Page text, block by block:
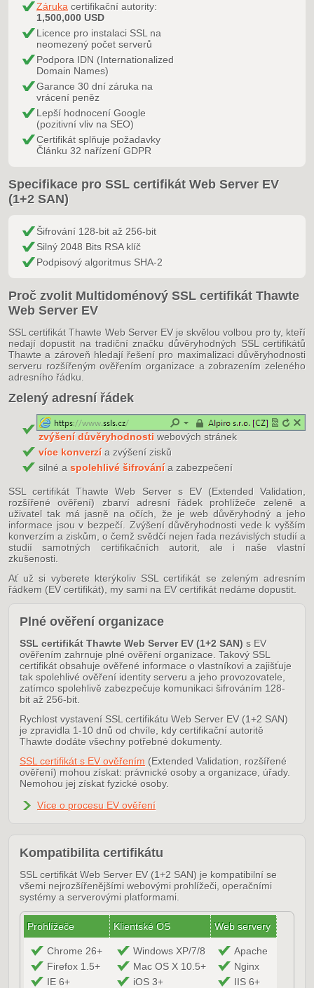
Záruka certifikační autority:
1,500,000 USD
Licence pro instalaci SSL na
neomezený počet serverů
Podpora IDN (Internationalized
Domain Names)
Garance 30 dní záruka na
vrácení peněz
Lepší hodnocení Google
(pozitivní vliv na SEO)
Certifikát splňuje požadavky
Článku 32 nařízení GDPR
Specifikace pro SSL certifikát Web Server EV
(1+2 SAN)
Šifrování 128-bit až 256-bit
Silný 2048 Bits RSA klíč
Podpisový algoritmus SHA-2
Proč zvolit Multidoménový SSL certifikát Thawte
Web Server EV
SSL certifikát Thawte Web Server EV je skvělou volbou pro ty, kteří
nedají dopustit na tradiční značku důvěryhodných SSL certifikátů
Thawte a zároveň hledají řešení pro maximalizaci důvěryhodnosti
serveru rozšířeným ověřením organizace a zobrazením zeleného
adresního řádku.
Zelený adresní řádek
zvýšení důvěryhodnosti webových stránek
více konverzía zvýšení zisků
silné a spolehlivé šifrovánía zabezpečení
SSL certifikát Thawte Web Server s EV (Extended Validation,
rozšířené ověření) zbarví adresní řádek prohlížeče zeleně a
uživatel tak má jasně na očích, že je web důvěryhodný a jeho
informace jsou v bezpečí. Zvýšení důvěryhodnosti vede k vyšším
konverzím a ziskům, o čemž svědčí nejen řada nezávislých studií a
studií samotných certifikačních autorit, ale i naše vlastní
zkušenosti.
Ať už si vyberete kterýkoliv SSL certifikát se zeleným adresním
řádkem (EV certifikát), my sami na EV certifikát nedáme dopustit.
Plné ověření organizace
SSL certifikát Thawte Web Server EV (1+2 SAN) s EV
ověřením zahrnuje plné ověření organizace. Takový SSL
certifikát obsahuje ověřené informace o vlastníkovi a zajišťuje
tak spolehlivé ověření identity serveru a jeho provozovatele,
zatímco spolehlivě zabezpečuje komunikaci šifrováním 128-
bit až 256-bit.
Rychlost vystavení SSL certifikátu Web Server EV (1+2 SAN)
je zpravidla 1-10 dnů od chvíle, kdy certifikační autoritě
Thawte dodáte všechny potřebné dokumenty.
SSL certifikát s EV ověřením (Extended Validation, rozšířené
ověření) mohou získat: právnické osoby a organizace, úřady.
Nemohou jej získat fyzické osoby.
Více o procesu EV ověření
Kompatibilita certifikátu
SSL certifikát Web Server EV (1+2 SAN) je kompatibilní se
všemi nejrozšířenějšími webovými prohlížeči, operačními
systémy a serverovými platformami.
Prohlížeče Klientské OS Web servery
Chrome 26+
Firefox 1.5+
IE 6+
Windows XP/7/8
Mac OS X 10.5+
iOS 3+
Apache
Nginx
IIS 6+